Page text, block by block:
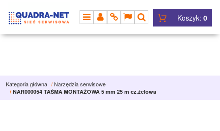
MENUPANELINFOLANGSZUKAJ Koszyk: 0
Kategoria główna /Narzędzia serwisowe
/ NAR000054 TAŚMA MONTAŻOWA 5 mm 25 m cz.żelowa